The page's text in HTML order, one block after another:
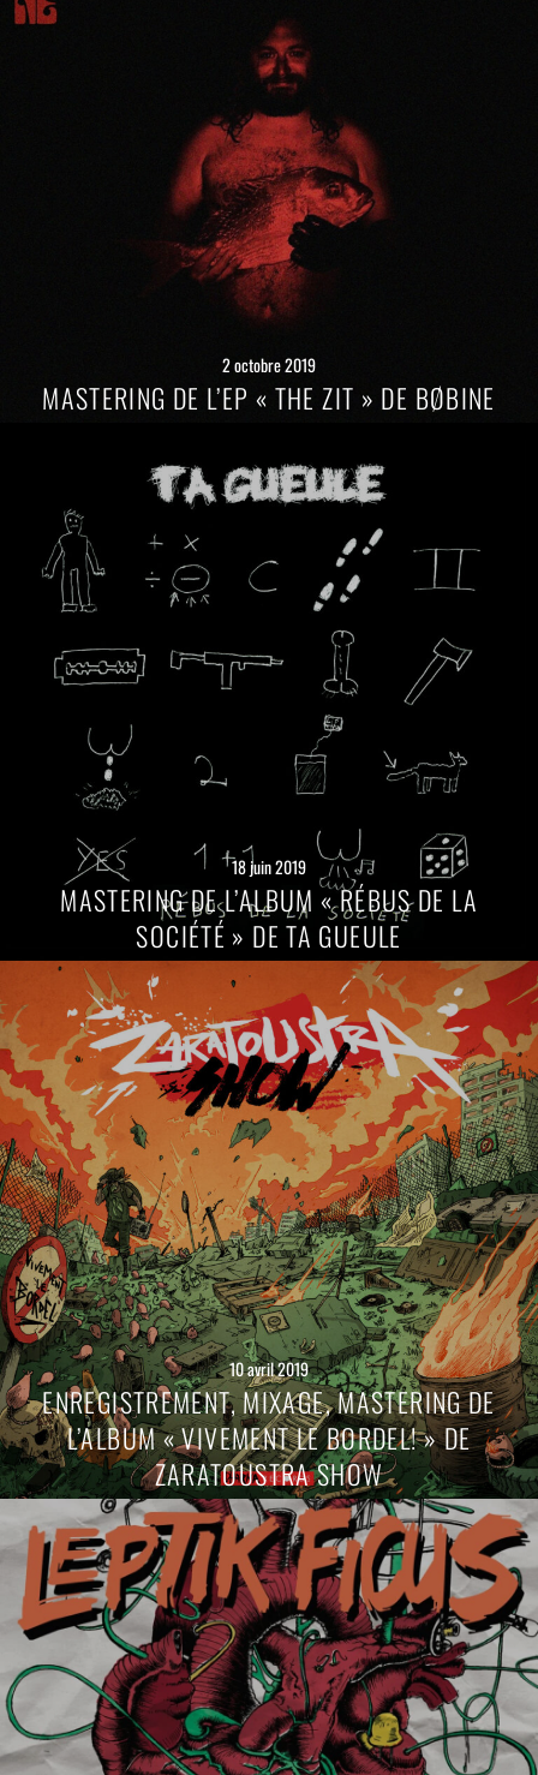
2 octobre 2019
MASTERING DE L’EP « THE ZIT » DE BØBINE
18 juin 2019
MASTERING DE L’ALBUM « RÉBUS DE LA
SOCIÉTÉ » DE TA GUEULE
10 avril 2019
ENREGISTREMENT, MIXAGE, MASTERING DE
L’ALBUM « VIVEMENT LE BORDEL! » DE
ZARATOUSTRA SHOW
la
suite
→
la
suite